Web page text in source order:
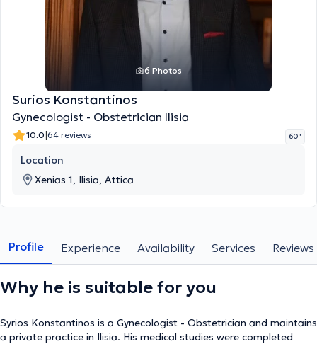
6 Photos
Surios Konstantinos
Gynecologist - Obstetrician Ilisia
10.0|64 reviews 60 '
Location
Xenias 1, Ilisia, Attica
Profile Experience Availability Services Reviews
Why he is suitable for you
Syrios Konstantinos is a Gynecologist - Obstetrician and maintains
a private practice in Ilisia. His medical studies were completed